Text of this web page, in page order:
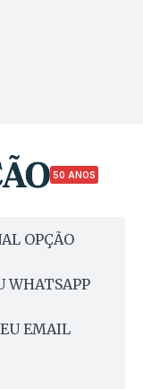
50 ANOS
OPÇÃO
WHATSAPP
EMAIL